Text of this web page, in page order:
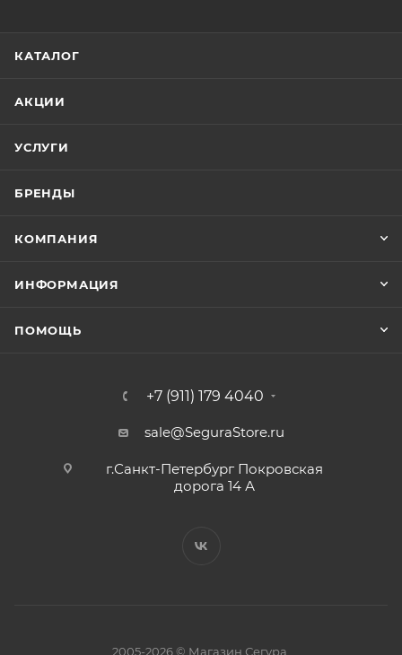
КАТАЛОГ
АКЦИИ
УСЛУГИ
БРЕНДЫ
КОМПАНИЯ
ИНФОРМАЦИЯ
ПОМОЩЬ
+7 (911) 179 4040
sale@SeguraStore.ru
г.Санкт-Петербург Покровская
дорога 14 А
2005-2026 © Магазин Сегура.